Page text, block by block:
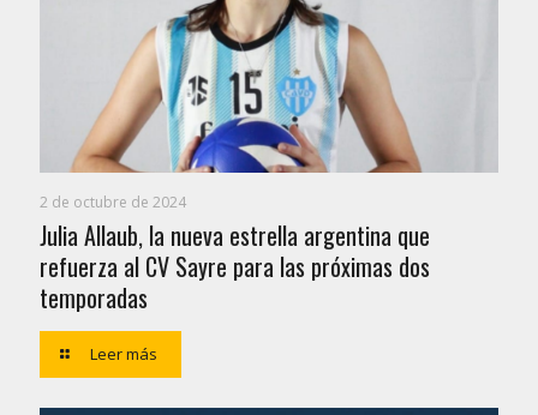
2 de octubre de 2024
Julia Allaub, la nueva estrella argentina que
refuerza al CV Sayre para las próximas dos
temporadas
Leer más